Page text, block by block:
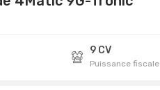
9 CV
Puissance fiscale